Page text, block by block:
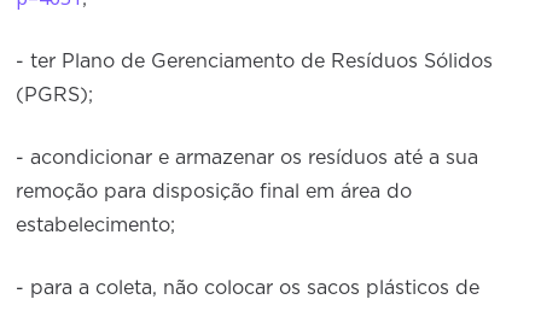
- ter Plano de Gerenciamento de Resíduos Sólidos
(PGRS);
- acondicionar e armazenar os resíduos até a sua
remoção para disposição final em área do
estabelecimento;
- para a coleta, não colocar os sacos plásticos de